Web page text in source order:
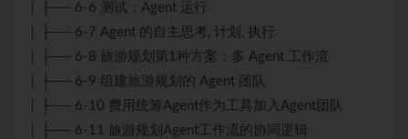
│ ├── 6-6 测试：Agent 运行
│ ├── 6-7 Agent 的自主思考, 计划, 执行
│ ├── 6-8 旅游规划第1种方案：多 Agent 工作流
│ ├── 6-9 组建旅游规划的 Agent 团队
│ ├── 6-10 费用统筹Agent作为工具加入Agent团队
│ ├── 6-11 旅游规划Agent工作流的协同逻辑